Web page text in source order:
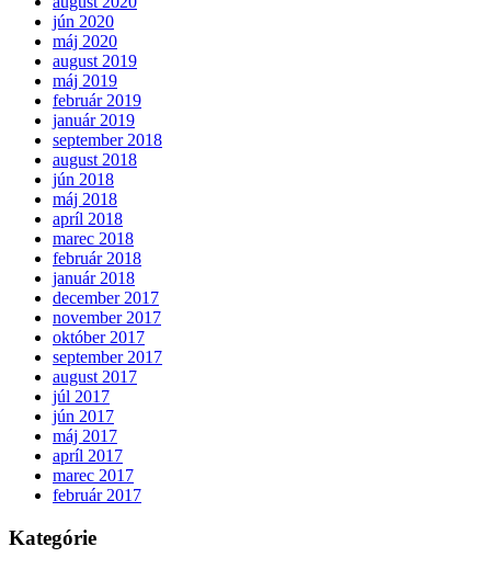
jún 2020
máj 2020
august 2019
máj 2019
február 2019
január 2019
september 2018
august 2018
jún 2018
máj 2018
apríl 2018
marec 2018
február 2018
január 2018
december 2017
november 2017
október 2017
september 2017
august 2017
júl 2017
jún 2017
máj 2017
apríl 2017
marec 2017
február 2017
Kategórie